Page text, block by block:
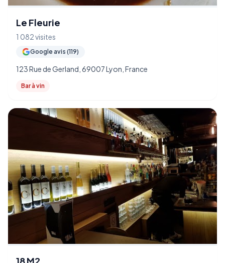
Le Fleurie
1 082 visites
Google avis (119)
123 Rue de Gerland, 69007 Lyon, France
Bar à vin